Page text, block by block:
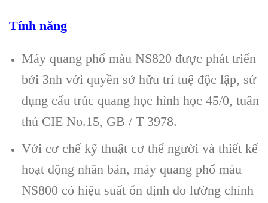
Tính năng
Máy quang phổ màu NS820 được phát triển
bởi 3nh với quyền sở hữu trí tuệ độc lập, sử
dụng cấu trúc quang học hình học 45/0, tuân
thủ CIE No.15, GB / T 3978.
Với cơ chế kỹ thuật cơ thể người và thiết kế
hoạt động nhân bản, máy quang phổ màu
NS800 có hiệu suất ổn định đo lường chính